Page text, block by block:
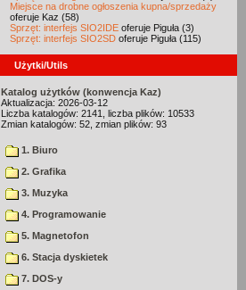
Miejsce na drobne ogłoszenia kupna/sprzedaży
oferuje Kaz (58)
Sprzęt: interfejs SIO2IDE oferuje Piguła (3)
Sprzęt: interfejs SIO2SD oferuje Piguła (115)
Użytki/Utils
Katalog użytków (konwencja Kaz)
Aktualizacja: 2026-03-12
Liczba katalogów: 2141, liczba plików: 10533
Zmian katalogów: 52, zmian plików: 93
1. Biuro
2. Grafika
3. Muzyka
4. Programowanie
5. Magnetofon
6. Stacja dyskietek
7. DOS-y